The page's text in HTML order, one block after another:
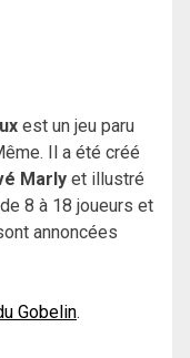
est un jeu paru
Il a été créé
Marly et illustré
8 à 18 joueurs et
annoncées
Gobelin.